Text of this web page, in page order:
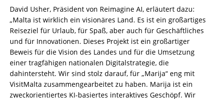
David Usher, Präsident von Reimagine AI, erläutert dazu:
„Malta ist wirklich ein visionäres Land. Es ist ein großartiges
Reiseziel für Urlaub, für Spaß, aber auch für Geschäftliches
und für Innovationen. Dieses Projekt ist ein großartiger
Beweis für die Vision des Landes und für die Umsetzung
einer tragfähigen nationalen Digitalstrategie, die
dahintersteht. Wir sind stolz darauf, für „Marija“ eng mit
VisitMalta zusammengearbeitet zu haben. Marija ist ein
zweckorientiertes KI-basiertes interaktives Geschöpf. Wir